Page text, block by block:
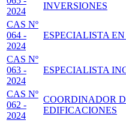
2024
INVERSIONES
CAS Nº
064 -
2024
ESPECIALISTA
CAS Nº
063 -
2024
ESPECIALISTA
CAS Nº
062 -
2024
COORDINADOR
EDIFICACIONES